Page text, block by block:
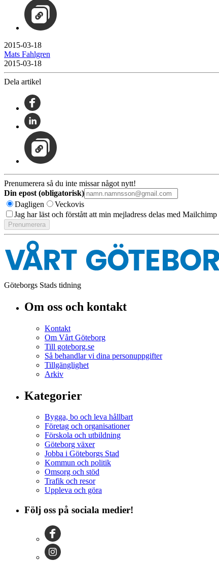
2015-03-18
Mats Fahlgren
2015-03-18
Dela artikel
Prenumerera så du inte missar något nytt!
Din epost (obligatorisk)
Dagligen
Veckovis
Jag har läst och förstått att min mejladress delas med
Göteborgs Stads tidning
Om oss och kontakt
Kontakt
Om Vårt Göteborg
Till goteborg.se
Så behandlar vi dina personuppgifter
Tillgänglighet
Arkiv
Kategorier
Bygga, bo och leva hållbart
Företag och organisationer
Förskola och utbildning
Göteborg växer
Jobba i Göteborgs Stad
Kommun och politik
Omsorg och stöd
Trafik och resor
Uppleva och göra
Följ oss på sociala medier!